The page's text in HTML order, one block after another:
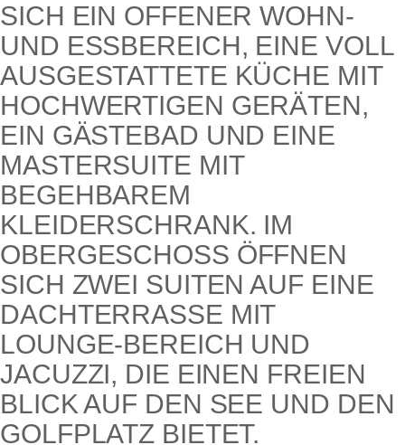
SICH EIN OFFENER WOHN-
UND ESSBEREICH, EINE VOLL
AUSGESTATTETE KÜCHE MIT
HOCHWERTIGEN GERÄTEN,
EIN GÄSTEBAD UND EINE
MASTERSUITE MIT
BEGEHBAREM
KLEIDERSCHRANK. IM
OBERGESCHOSS ÖFFNEN
SICH ZWEI SUITEN AUF EINE
DACHTERRASSE MIT
LOUNGE-BEREICH UND
JACUZZI, DIE EINEN FREIEN
BLICK AUF DEN SEE UND DEN
GOLFPLATZ BIETET.